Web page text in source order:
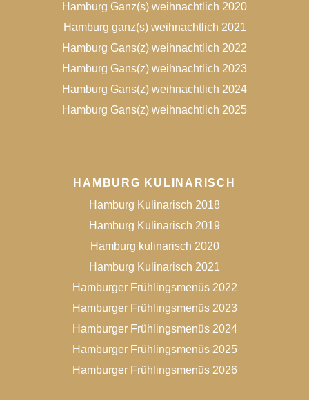
Hamburg Ganz(s) weihnachtlich 2020
Hamburg ganz(s) weihnachtlich 2021
Hamburg Gans(z) weihnachtlich 2022
Hamburg Gans(z) weihnachtlich 2023
Hamburg Gans(z) weihnachtlich 2024
Hamburg Gans(z) weihnachtlich 2025
HAMBURG KULINARISCH
Hamburg Kulinarisch 2018
Hamburg Kulinarisch 2019
Hamburg kulinarisch 2020
Hamburg Kulinarisch 2021
Hamburger Frühlingsmenüs 2022
Hamburger Frühlingsmenüs 2023
Hamburger Frühlingsmenüs 2024
Hamburger Frühlingsmenüs 2025
Hamburger Frühlingsmenüs 2026